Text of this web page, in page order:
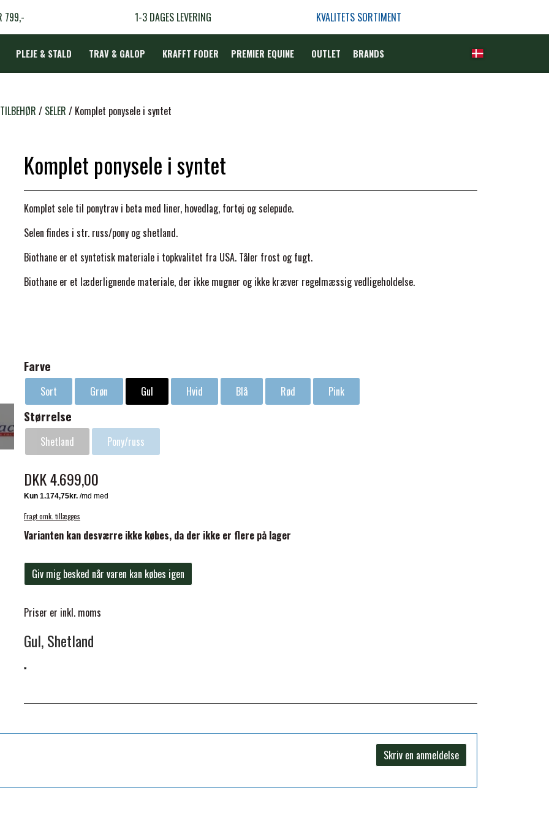
799,- 1-3 DAGES LEVERING KVALITETS SORTIMENT
PLEJE & STALD TRAV & GALOP KRAFFT FODER PREMIER EQUINE OUTLET BRANDS
SELER Komplet ponysele i syntet
Komplet ponysele i syntet
Komplet sele til ponytrav i beta med liner, hovedlag, fortøj og selepude.
Selen findes i str. russ/pony og shetland.
Biothane er et syntetisk materiale i topkvalitet fra USA. Tåler frost og fugt.
Biothane er et læderlignende materiale, der ikke mugner og ikke kræver regelmæssig vedligeholdelse.
Farve
Sort Grøn Gul Hvid Blå Rød Pink
Størrelse
Shetland Pony/russ
DKK 4.699,00
Fragt omk. tillægges
Varianten kan desværre ikke købes, da der ikke er flere på lager
Giv mig besked når varen kan købes igen
Priser er inkl. moms
Gul, Shetland
Skriv en anmeldelse